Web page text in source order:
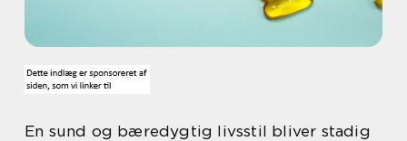
En sund og bæredygtig livsstil bliver stadig